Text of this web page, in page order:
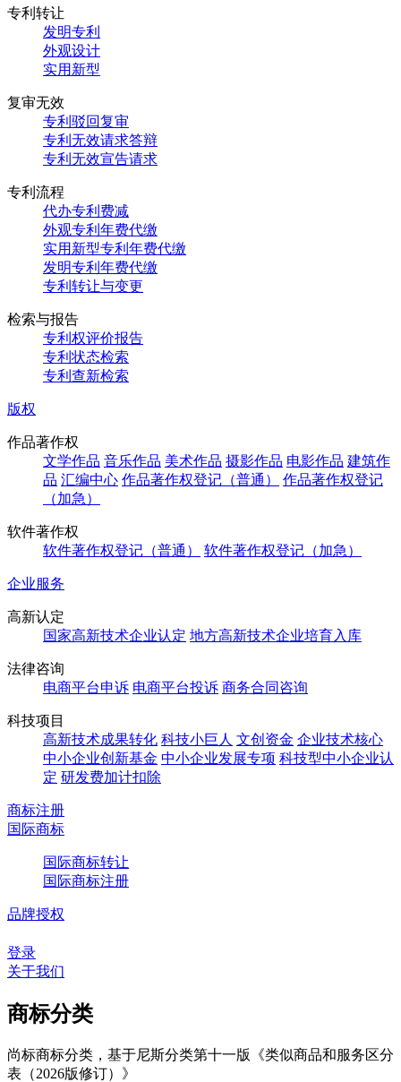
专利转让
发明专利
外观设计
实用新型
复审无效
专利驳回复审
专利无效请求答辩
专利无效宣告请求
专利流程
代办专利费减
外观专利年费代缴
实用新型专利年费代缴
发明专利年费代缴
专利转让与变更
检索与报告
专利权评价报告
专利状态检索
专利查新检索
版权
作品著作权
文学作品 音乐作品 美术作品 摄影作品 电影作品 建筑作
品 汇编中心 作品著作权登记（普通）
作品著作权登记
（加急）
软件著作权
软件著作权登记（普通）
软件著作权登记（加急）
企业服务
高新认定
国家高新技术企业认定 地方高新技术企业培育入库
法律咨询
电商平台申诉 电商平台投诉 商务合同咨询
科技项目
高新技术成果转化 科技小巨人 文创资金 企业技术核心
中小企业创新基金 中小企业发展专项 科技型中小企业认
定 研发费加计扣除
商标注册
国际商标
国际商标转让
国际商标注册
品牌授权
登录
关于我们
商标分类
尚标商标分类，基于尼斯分类第十一版《类似商品和服务区分
表（2026版修订）》